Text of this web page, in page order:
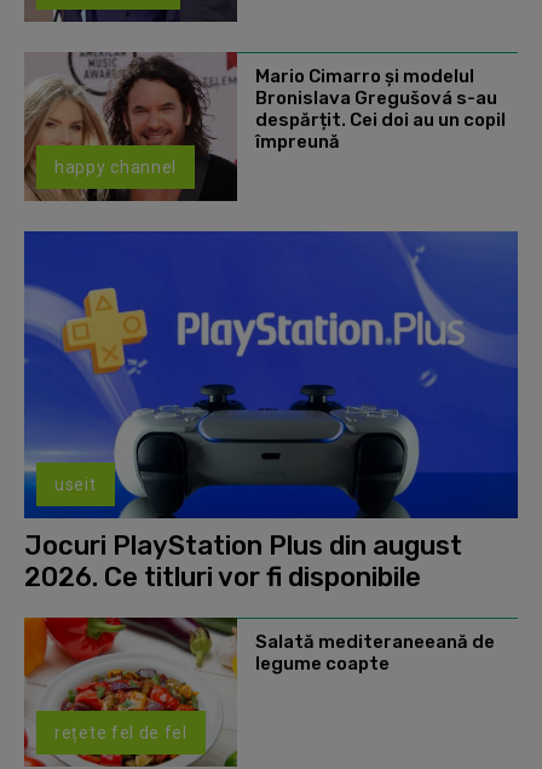
happy channel
Mario Cimarro și modelul
Bronislava Gregušová s-au
despărțit. Cei doi au un copil
împreună
useit
Jocuri PlayStation Plus din august
2026. Ce titluri vor fi disponibile
rețete fel de fel
Salată mediteraneeană de
legume coapte